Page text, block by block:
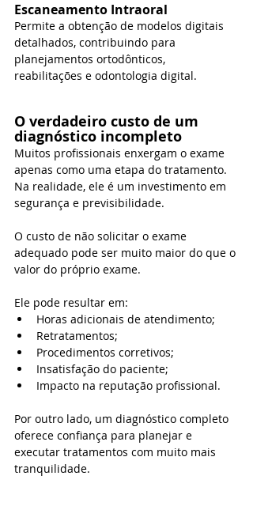
Escaneamento Intraoral
Permite a obtenção de modelos digitais
detalhados, contribuindo para
planejamentos ortodônticos,
reabilitações e odontologia digital.
O verdadeiro custo de um
diagnóstico incompleto
Muitos profissionais enxergam o exame
apenas como uma etapa do tratamento.
Na realidade, ele é um investimento em
segurança e previsibilidade.
O custo de não solicitar o exame
adequado pode ser muito maior do que o
valor do próprio exame.
Ele pode resultar em:
Horas adicionais de atendimento;
Retratamentos;
Procedimentos corretivos;
Insatisfação do paciente;
Impacto na reputação profissional.
Por outro lado, um diagnóstico completo
oferece confiança para planejar e
executar tratamentos com muito mais
tranquilidade.